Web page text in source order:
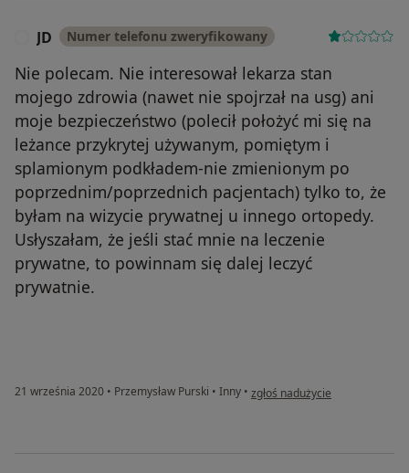
JD Numer telefonu zweryfikowany
Nie polecam. Nie interesował lekarza stan
mojego zdrowia (nawet nie spojrzał na usg) ani
moje bezpieczeństwo (polecił położyć mi się na
leżance przykrytej używanym, pomiętym i
splamionym podkładem-nie zmienionym po
poprzednim/poprzednich pacjentach) tylko to, że
byłam na wizycie prywatnej u innego ortopedy.
Usłyszałam, że jeśli stać mnie na leczenie
prywatne, to powinnam się dalej leczyć
prywatnie.
21 września 2020 • Przemysław Purski • Inny • w opinii użytkownika JD
zgłoś nadużycie